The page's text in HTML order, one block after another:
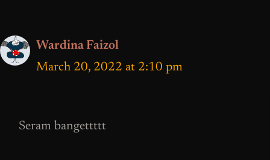
Wardina Faizol
March 20, 2022 at 2:10 pm
Seram bangettttt